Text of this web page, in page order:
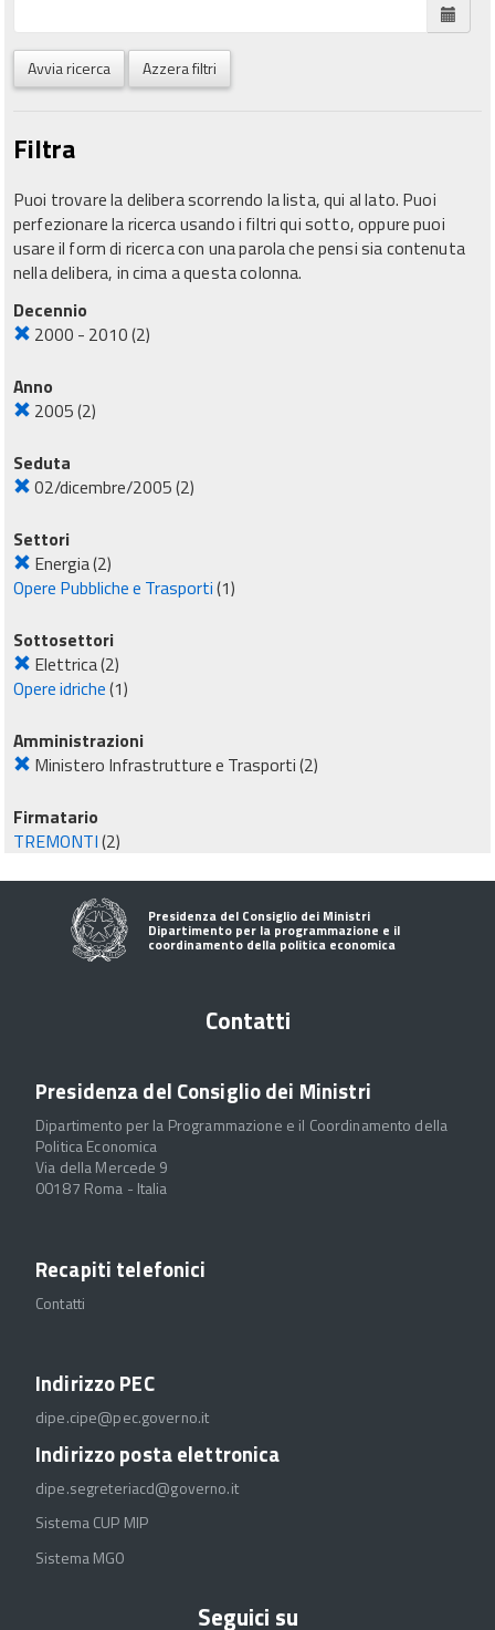
Avvia ricerca Azzera filtri
Filtra
Puoi trovare la delibera scorrendo la lista, qui al lato. Puoi
perfezionare la ricerca usando i filtri qui sotto, oppure puoi
usare il form di ricerca con una parola che pensi sia contenuta
nella delibera, in cima a questa colonna.
Decennio
2000 - 2010(2)
Anno
2005(2)
Seduta
02/dicembre/2005(2)
Settori
Energia(2)
Opere Pubbliche e Trasporti(1)
Sottosettori
Elettrica(2)
Opere idriche(1)
Amministrazioni
Ministero Infrastrutture e Trasporti(2)
Firmatario
TREMONTI(2)
Presidenza del Consiglio dei Ministri
Dipartimento per la programmazione e il
coordinamento della politica economica
Contatti
Presidenza del Consiglio dei Ministri
Dipartimento per la Programmazione e il Coordinamento della
Politica Economica
Via della Mercede 9
00187 Roma - Italia
Recapiti telefonici
Contatti
Indirizzo PEC
dipe.cipe@pec.governo.it
Indirizzo posta elettronica
dipe.segreteriacd@governo.it
Sistema CUP MIP
Sistema MGO
Seguici su